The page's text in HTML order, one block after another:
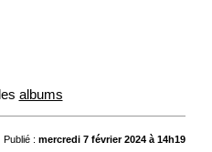
albums
Publié : mercredi 7 février 2024 à 14h19